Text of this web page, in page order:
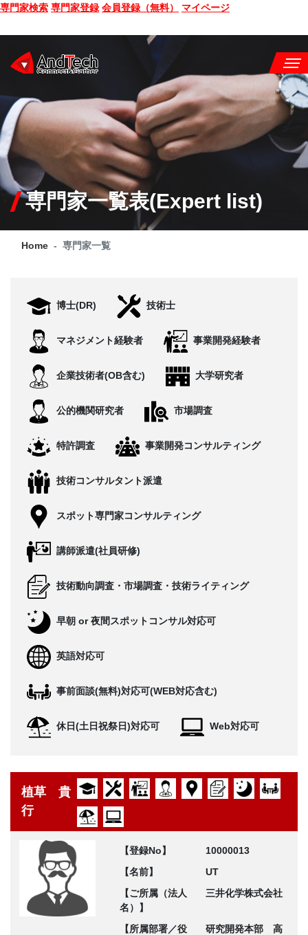
専門家検索 専門家登録 会員登録（無料） マイページ
SEMINAR
BOOK
CONSULTING
SERVICE
Q&A
CONTACT
専門家一覧表(Expert list)
Home 専門家一覧
博士(DR) 技術士
マネジメント経験者 事業開発経験者
企業技術者(OB含む) 大学研究者
公的機関研究者 市場調査
特許調査 事業開発コンサルティング
技術コンサルタント派遣
スポット専門家コンサルティング
講師派遣(社員研修)
技術動向調査・市場調査・技術ライティング
早朝 or 夜間スポットコンサル対応可
英語対応可
事前面談(無料)対応可(WEB対応含む)
休日(土日祝祭日)対応可 Web対応可
植草 貴
行
【登録No】
10000013
【名前】
UT
【ご所属（法人
名）】
三井化学株式会社
【所属部署／役
研究開発本部 高